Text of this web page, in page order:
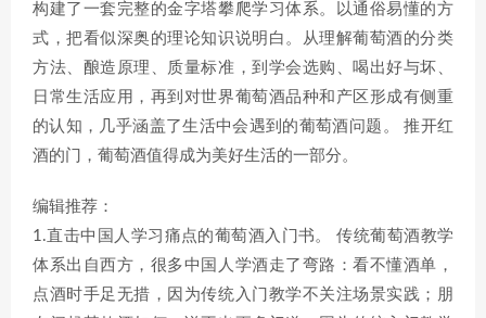
构建了一套完整的金字塔攀爬学习体系。以通俗易懂的方
式，把看似深奥的理论知识说明白。从理解葡萄酒的分类
方法、酿造原理、质量标准，到学会选购、喝出好与坏、
日常生活应用，再到对世界葡萄酒品种和产区形成有侧重
的认知，几乎涵盖了生活中会遇到的葡萄酒问题。 推开红
酒的门，葡萄酒值得成为美好生活的一部分。
编辑推荐：
1.直击中国人学习痛点的葡萄酒入门书。 传统葡萄酒教学
体系出自西方，很多中国人学酒走了弯路：看不懂酒单，
点酒时手足无措，因为传统入门教学不关注场景实践；朋